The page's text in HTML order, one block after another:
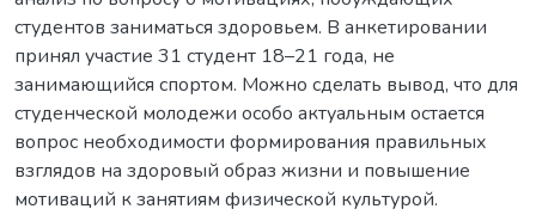
студентов заниматься здоровьем. В анкетировании
принял участие 31 студент 18–21 года, не
занимающийся спортом. Можно сделать вывод, что для
студенческой молодежи особо актуальным остается
вопрос необходимости формирования правильных
взглядов на здоровый образ жизни и повышение
мотиваций к занятиям физической культурой.